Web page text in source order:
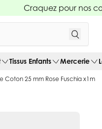
Craquez pour nos
Tissus Enfants Mercerie
Coton 25 mm Rose Fuschia x1m